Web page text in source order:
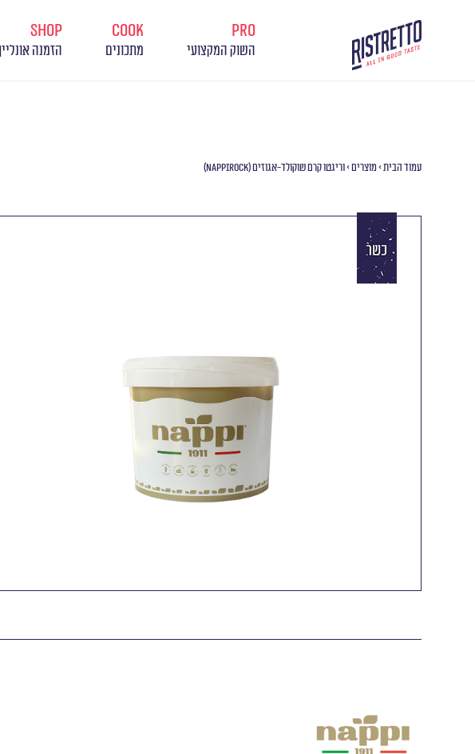
pro
השוק המקצועי
cook
מתכונים
shop
הזמנה
עמוד הבית>מוצרים>וריגטו קרם שוקולד-אגוזים (NAPPIROCK)